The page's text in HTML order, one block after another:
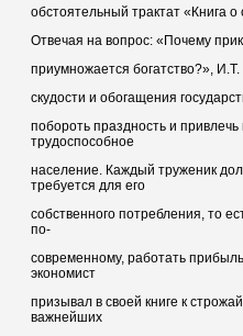
обстоятельный трактат «Книга о
Отвечая на вопрос: «Почему
приумножается богатство?»,
скудости и обогащения
побороть праздность и
трудоспособное
население. Каждый труженик
требуется для его
собственного потребления, то
по-
современному, работать
экономист
призывал в своей книге к
важнейших